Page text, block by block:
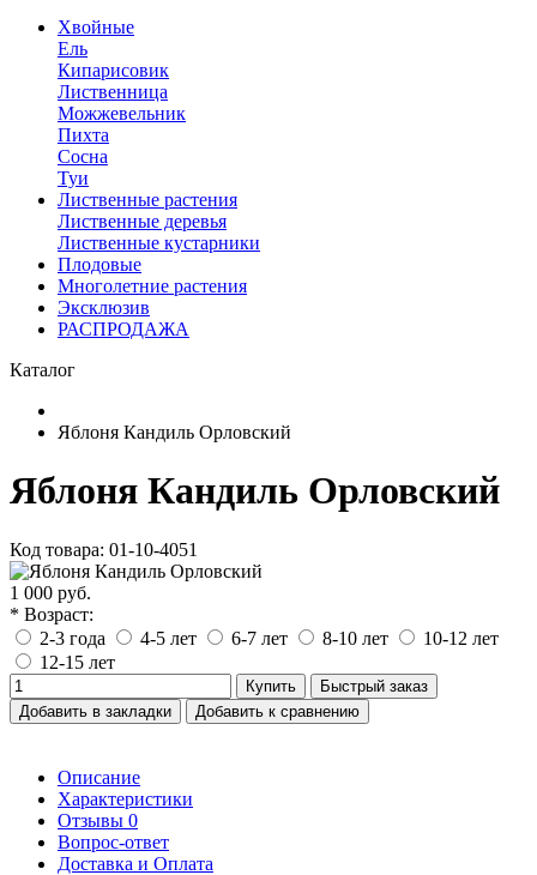
Хвойные
Ель
Кипарисовик
Лиственница
Можжевельник
Пихта
Сосна
Туи
Лиственные растения
Лиственные деревья
Лиственные кустарники
Плодовые
Многолетние растения
Эксклюзив
РАСПРОДАЖА
Каталог
Яблоня Кандиль Орловский
Яблоня Кандиль Орловский
Код товара: 01-10-4051
1 000 руб.
* Возраст:
2-3 года
4-5 лет 6-7 лет 8-10 лет
10-12 лет
12-15 лет
Купить
Быстрый заказ
Добавить в закладки
Добавить к сравнению
Описание
Характеристики
Отзывы 0
Вопрос-ответ
Доставка и Оплата